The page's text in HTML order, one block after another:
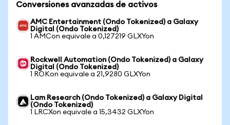
Conversiones avanzadas de activos
AMC Entertainment (Ondo Tokenized) a Galaxy
Digital (Ondo Tokenized)
1 AMCon equivale a 0,127219 GLXYon
Rockwell Automation (Ondo Tokenized) a Galaxy
Digital (Ondo Tokenized)
1 ROKon equivale a 21,9280 GLXYon
Lam Research (Ondo Tokenized) a Galaxy Digital
(Ondo Tokenized)
1 LRCXon equivale a 15,3432 GLXYon